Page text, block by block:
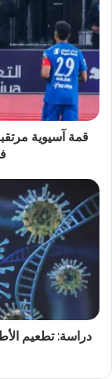
قمة آسيوية